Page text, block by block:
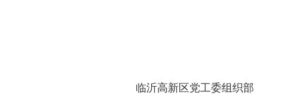
临沂高新区党工委组织部